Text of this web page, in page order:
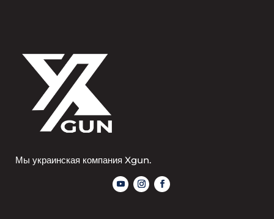
Мы украинская компания Xgun.